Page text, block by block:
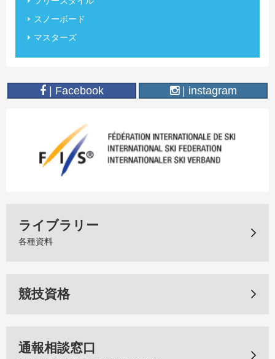
スノーボード
マスターズ
| Facebook | instagram
ライブラリー
各種資料
競技資格
通報相談窓口